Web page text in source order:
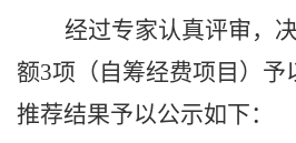
经过专家认真评审，
额3项（ 自筹经费项目 ）予
推荐结果予以公示如下：